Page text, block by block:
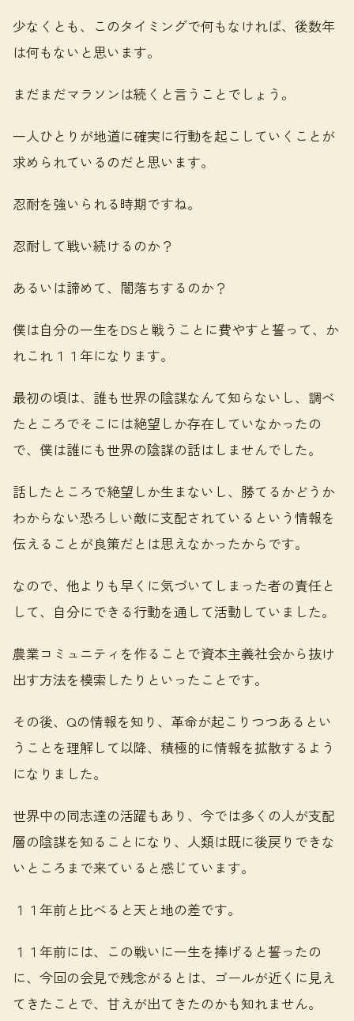
少なくとも、このタイミングで何もなければ、後数年
は何もないと思います。
まだまだマラソンは続くと言うことでしょう。
一人ひとりが地道に確実に行動を起こしていくことが
求められているのだと思います。
忍耐を強いられる時期ですね。
忍耐して戦い続けるのか？
あるいは諦めて、闇落ちするのか？
僕は自分の一生をDSと戦うことに費やすと誓って、か
れこれ１１年になります。
最初の頃は、誰も世界の陰謀なんて知らないし、調べ
たところでそこには絶望しか存在していなかったの
で、僕は誰にも世界の陰謀の話はしませんでした。
話したところで絶望しか生まないし、勝てるかどうか
わからない恐ろしい敵に支配されているという情報を
伝えることが良策だとは思えなかったからです。
なので、他よりも早くに気づいてしまった者の責任と
して、自分にできる行動を通して活動していました。
農業コミュニティを作ることで資本主義社会から抜け
出す方法を模索したりといったことです。
その後、Qの情報を知り、革命が起こりつつあるとい
うことを理解して以降、積極的に情報を拡散するよう
になりました。
世界中の同志達の活躍もあり、今では多くの人が支配
層の陰謀を知ることになり、人類は既に後戻りできな
いところまで来ていると感じています。
１１年前と比べると天と地の差です。
１１年前には、この戦いに一生を捧げると誓ったの
に、今回の会見で残念がるとは、ゴールが近くに見え
てきたことで、甘えが出てきたのかも知れません。